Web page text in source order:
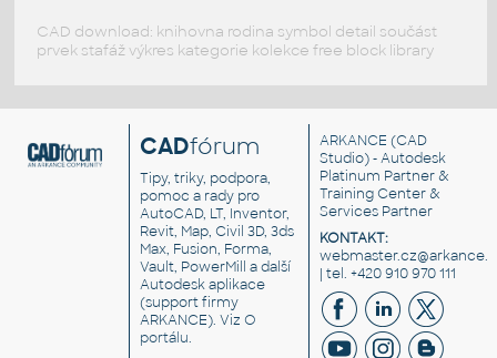
CAD download: knihovna rodina symbol detail součást
prvek stafáž výkres kategorie kolekce free block library
CADfórum
Tipy, triky, podpora,
pomoc a rady pro
AutoCAD, LT, Inventor,
Revit, Map, Civil 3D, 3ds
Max, Fusion, Forma,
Vault, PowerMill a další
Autodesk aplikace
(support firmy
ARKANCE). VizO
portálu.
ARKANCE (CAD
Studio) - Autodesk
Platinum Partner &
Training Center &
Services Partner
KONTAKT:
| tel. +420 910 970 111